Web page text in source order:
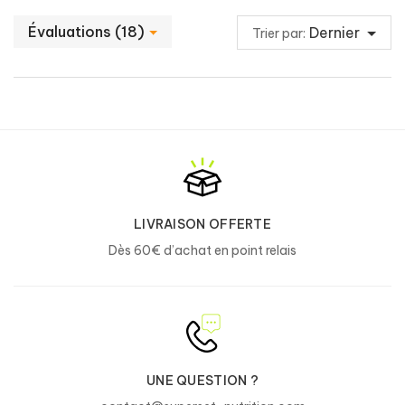
Acide Alpha Lipoic
*AR : apport journalier de référence pour un adulte
Ingrédients :
racine de pissenlit (taraxacum officinale) 15%, enveloppe de la
gélule (gélatine), épaississant (chlorure de potassium), poudre
de cla [glycérides (riches en cla), extrait sec de sirop de maïs,
silicium), stabilisant (phosphates de potassium)] 13%, extrait
Évaluations (18) Trier par: Dernier
LIVRAISON OFFERTE
Dès 60€ d’achat en point relais
UNE QUESTION ?